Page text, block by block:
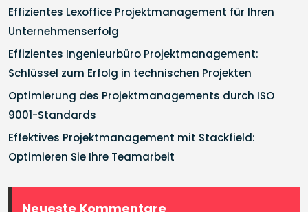
Effizientes Lexoffice Projektmanagement für Ihren
Unternehmenserfolg
Effizientes Ingenieurbüro Projektmanagement:
Schlüssel zum Erfolg in technischen Projekten
Optimierung des Projektmanagements durch ISO
9001-Standards
Effektives Projektmanagement mit Stackfield:
Optimieren Sie Ihre Teamarbeit
Neueste Kommentare